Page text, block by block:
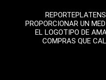
PROPORCIONAR UN
EL LOGOTIPO DE
COMPRAS QUE